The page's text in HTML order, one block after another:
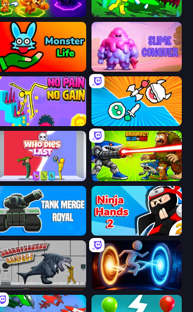
Merge Team Tactics Adventure Island 2D
Monster Life Slime Conquer: Epic Battles
No Pain No Gain - Ragdoll Sandbox Merge Knights!
Who Dies Last? Brainrot Blue Vs Red
Tank Merge Royal Ninja Hands 2
Sharkosaurus Rampage Portal Escape